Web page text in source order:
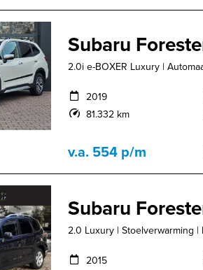
Subaru
2.0i e-BOXER Luxury |
2019
81.332 km
v.a. 554 p/m
Subaru
2.0 Luxury | Stoelverwarming
2015